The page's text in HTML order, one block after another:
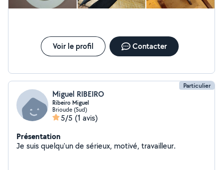
Voir le profil Contacter
Particulier
Miguel RIBEIRO
Ribeiro Miguel
Brioude (Sud)
5/5 (1 avis)
Présentation
Je suis quelqu'un de sérieux, motivé, travailleur.